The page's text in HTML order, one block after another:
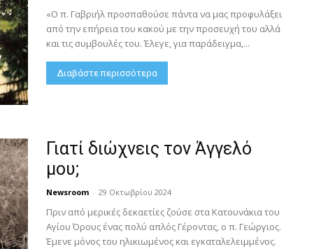
«Ο π. Γαβριήλ προσπαθούσε πάντα να μας προφυλάξει
από την επήρεια του κακού με την προσευχή του αλλά
και τις συμβουλές του. Έλεγε, για παράδειγμα,...
Διαβάστε περισσότερα
Γιατί διώχνεις τον Άγγελό
μου;
Newsroom - 29 Οκτωβρίου 2024
Πριν από μερικές δεκαετίες ζούσε στα Κατουνάκια του
Αγίου Όρους ένας πολύ απλός Γέροντας, ο π. Γεώργιος.
Έμενε μόνος του ηλικιωμένος και εγκαταλελειμμένος.